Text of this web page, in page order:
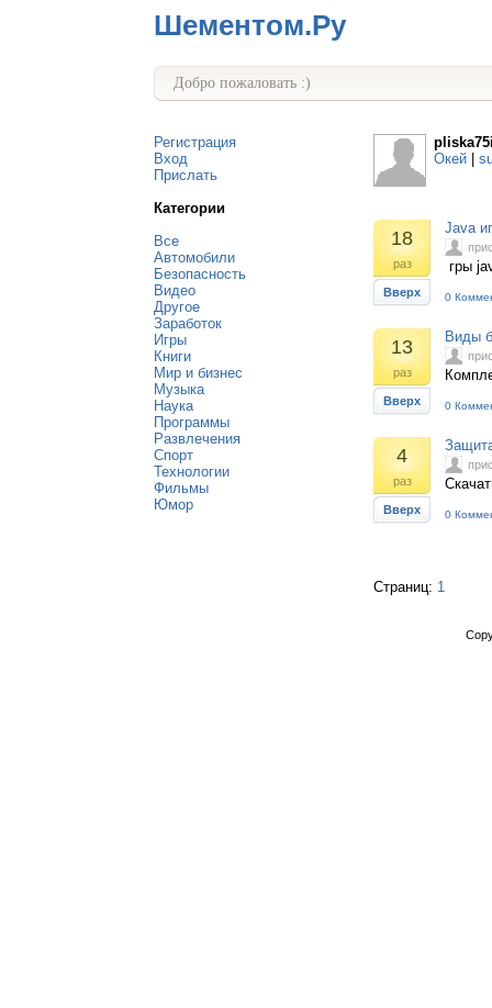
Шементом.Ру
Добро пожаловать :)
Регистрация
Вход
Прислать
Категории
Все
Автомобили
Безопасность
Видео
Другое
Заработок
Игры
Книги
Мир и бизнес
Музыка
Наука
Программы
Развлечения
Спорт
Технологии
Фильмы
Юмор
Окей
18
раз
Вверх
Java
гры
0
13
раз
Вверх
Виды
0
4
раз
Вверх 0
Страниц: 1